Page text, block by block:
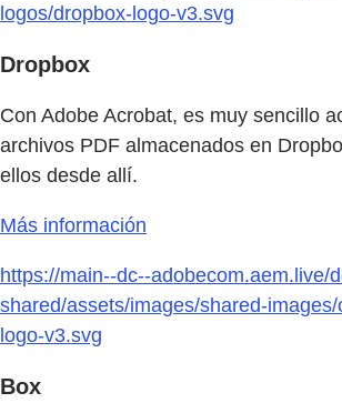
logos/dropbox-logo-v3.svg
Dropbox
Con Adobe Acrobat, es muy sencillo
archivos PDF almacenados en
ellos desde allí.
Más información
https://main--dc--adobecom.aem.live/
shared/assets/images/shared-
logo-v3.svg
Box